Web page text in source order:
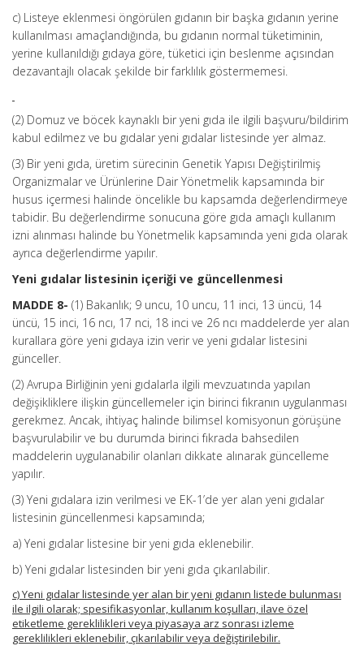
c) Listeye eklenmesi öngörülen gıdanın bir başka gıdanın yerine
kullanılması amaçlandığında, bu gıdanın normal tüketiminin,
yerine kullanıldığı gıdaya göre, tüketici için beslenme açısından
dezavantajlı olacak şekilde bir farklılık göstermemesi.
(2) Domuz ve böcek kaynaklı bir yeni gıda ile ilgili başvuru/bildirim
kabul edilmez ve bu gıdalar yeni gıdalar listesinde yer almaz.
(3) Bir yeni gıda, üretim sürecinin Genetik Yapısı Değiştirilmiş
Organizmalar ve Ürünlerine Dair Yönetmelik kapsamında bir
husus içermesi halinde öncelikle bu kapsamda değerlendirmeye
tabidir. Bu değerlendirme sonucuna göre gıda amaçlı kullanım
izni alınması halinde bu Yönetmelik kapsamında yeni gıda olarak
ayrıca değerlendirme yapılır.
Yeni gıdalar listesinin içeriği ve güncellenmesi
MADDE 8- (1) Bakanlık; 9 uncu, 10 uncu, 11 inci, 13 üncü, 14
üncü, 15 inci, 16 ncı, 17 nci, 18 inci ve 26 ncı maddelerde yer alan
kurallara göre yeni gıdaya izin verir ve yeni gıdalar listesini
günceller.
(2) Avrupa Birliğinin yeni gıdalarla ilgili mevzuatında yapılan
değişikliklere ilişkin güncellemeler için birinci fıkranın uygulanması
gerekmez. Ancak, ihtiyaç halinde bilimsel komisyonun görüşüne
başvurulabilir ve bu durumda birinci fıkrada bahsedilen
maddelerin uygulanabilir olanları dikkate alınarak güncelleme
yapılır.
(3) Yeni gıdalara izin verilmesi ve EK-1’de yer alan yeni gıdalar
listesinin güncellenmesi kapsamında;
a) Yeni gıdalar listesine bir yeni gıda eklenebilir.
b) Yeni gıdalar listesinden bir yeni gıda çıkarılabilir.
c) Yeni gıdalar listesinde yer alan bir yeni gıdanın listede bulunması
ile ilgili olarak; spesifikasyonlar, kullanım koşulları, ilave özel
etiketleme gereklilikleri veya piyasaya arz sonrası izleme
gereklilikleri eklenebilir, çıkarılabilir veya değiştirilebilir.